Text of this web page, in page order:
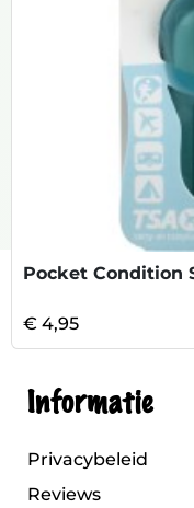
Pocket Condition
€ 4,95
Informatie
Privacybeleid
Reviews